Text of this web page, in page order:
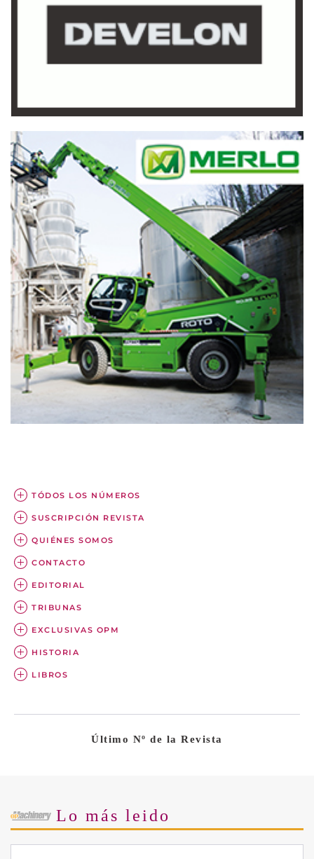
TÓDOS LOS NÚMEROS
SUSCRIPCIÓN REVISTA
QUIÉNES SOMOS
CONTACTO
EDITORIAL
TRIBUNAS
EXCLUSIVAS OPM
HISTORIA
LIBROS
Último Nº de la Revista
Lo más leido